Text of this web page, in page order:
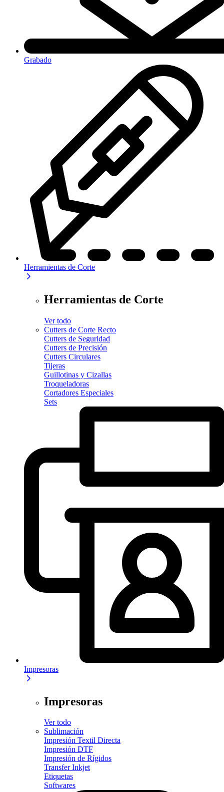
Grabado
Herramientas de Corte
Herramientas de Corte
Ver todo
Cutters de Corte Recto
Cutters de Seguridad
Cutters de Precisión
Cutters Circulares
Tijeras
Guillotinas y Cizallas
Troqueladoras
Cortadores Especiales
Sets
Impresoras
Impresoras
Ver todo
Sublimación
Impresión Textil Directa
Impresión DTF
Impresión de Rígidos
Transfer Inkjet
Etiquetas
Softwares